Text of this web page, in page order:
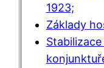
1923;
Základy